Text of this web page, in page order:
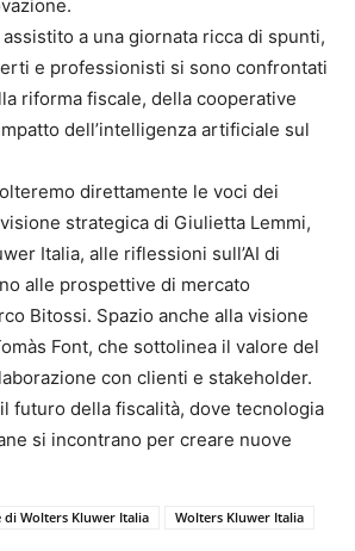
a una giornata ricca di spunti,
e professionisti si sono confrontati
riforma fiscale, della cooperative
dell’intelligenza artificiale sul
direttamente le voci dei
strategica di Giulietta Lemmi,
Italia, alle riflessioni sull’AI di
alle prospettive di mercato
Bitossi. Spazio anche alla visione
Font, che sottolinea il valore del
con clienti e stakeholder.
futuro della fiscalità, dove tecnologia
si incontrano per creare nuove
di Wolters Kluwer Italia Wolters Kluwer Italia